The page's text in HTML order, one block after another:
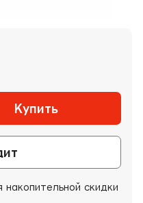
Купить
скидки